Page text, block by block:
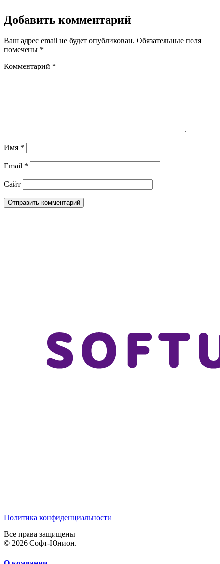
Добавить комментарий
Ваш адрес email не будет опубликован. Обязательные поля
помечены *
Комментарий *
Имя *
Email *
Сайт
Политика конфиденциальности
Все права защищены
© 2026 Софт-Юнион.